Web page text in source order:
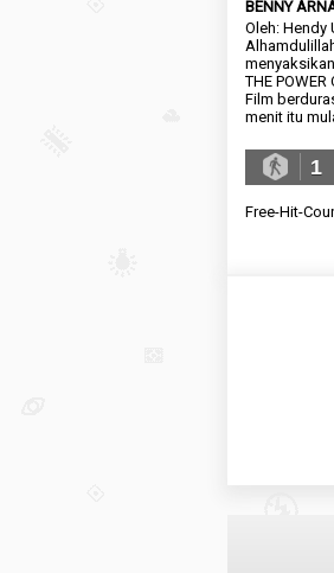
BENNY
Oleh: Hendy
THE POWER
Film
menit itu
1
Free-Hit-